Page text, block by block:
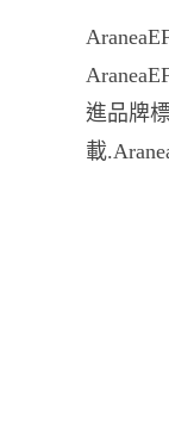
進品牌
載